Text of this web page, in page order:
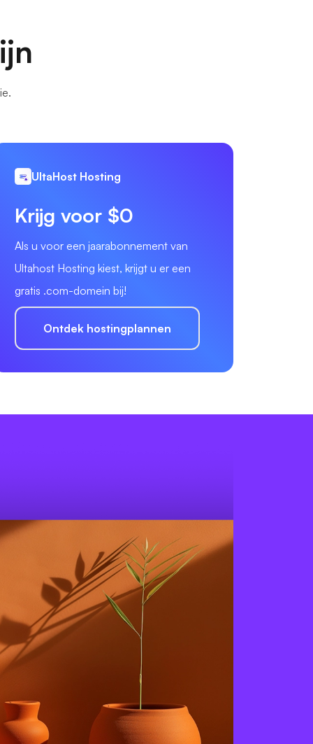
UltaHost Hosting
Krijg voor $0
Als u voor een jaarabonnement van
Ultahost Hosting kiest, krijgt u er een
gratis .com-domein bij!
Ontdek hostingplannen